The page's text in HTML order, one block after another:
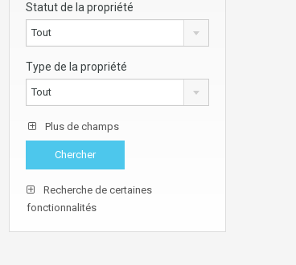
Statut de la propriété
Tout
Type de la propriété
Tout
Plus de champs
Recherche de certaines
fonctionnalités